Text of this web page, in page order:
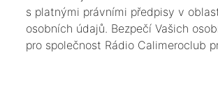
s platnými právními předpisy v
osobních údajů. Bezpečí Vašich
pro společnost Rádio Calimeroclub